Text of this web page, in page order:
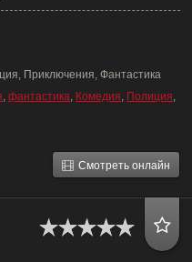
Приключения, Фантастика
, фантастика, Комедия, Полиция,
Смотреть онлайн